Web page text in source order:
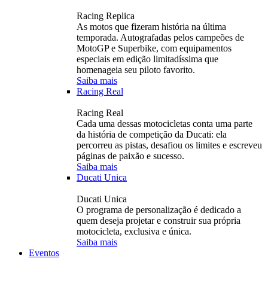
Racing Replica
As motos que fizeram história na última
temporada. Autografadas pelos campeões de
MotoGP e Superbike, com equipamentos
especiais em edição limitadíssima que
homenageia seu piloto favorito.
Saiba mais
Racing Real
Racing Real
Cada uma dessas motocicletas conta uma parte
da história de competição da Ducati: ela
percorreu as pistas, desafiou os limites e escreveu
páginas de paixão e sucesso.
Saiba mais
Ducati Unica
Ducati Unica
O programa de personalização é dedicado a
quem deseja projetar e construir sua própria
motocicleta, exclusiva e única.
Saiba mais
Eventos